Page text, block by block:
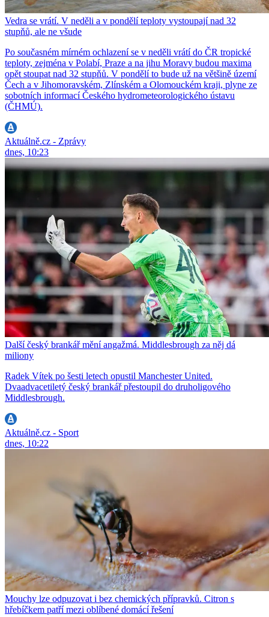
Vedra se vrátí. V neděli a v pondělí teploty vystoupají nad 32
stupňů, ale ne všude
Po současném mírném ochlazení se v neděli vrátí do ČR tropické
teploty, zejména v Polabí, Praze a na jihu Moravy budou maxima
opět stoupat nad 32 stupňů. V pondělí to bude už na většině území
Čech a v Jihomoravském, Zlínském a Olomouckém kraji, plyne ze
sobotních informací Českého hydrometeorologického ústavu
(ČHMÚ).
Aktuálně.cz - Zprávy
dnes, 10:23
Další český brankář mění angažmá. Middlesbrough za něj dá
miliony
Radek Vítek po šesti letech opustil Manchester United.
Dvaadvacetiletý český brankář přestoupil do druholigového
Middlesbrough.
Aktuálně.cz - Sport
dnes, 10:22
Mouchy lze odpuzovat i bez chemických přípravků. Citron s
hřebíčkem patří mezi oblíbené domácí řešení